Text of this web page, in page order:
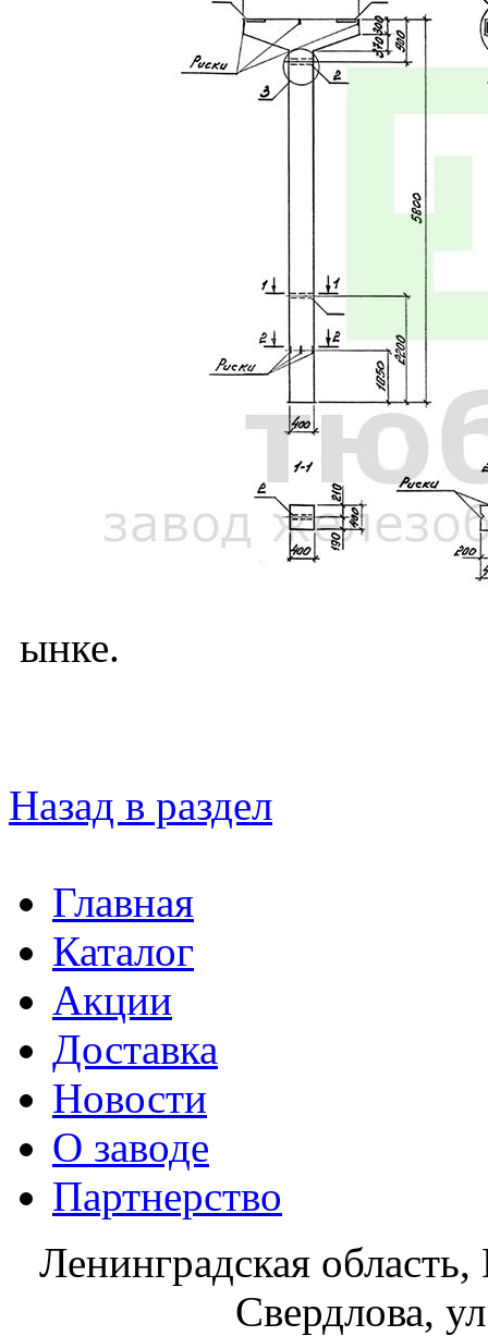
ынке.
Назад в раздел
Главная
Каталог
Акции
Доставка
Новости
О заводе
Партнерство
Ленинградская
Свердлова,